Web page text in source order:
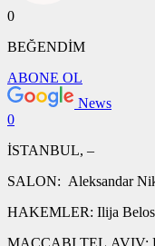
0
BEĞENDİM
ABONE OL
News
0
İSTANBUL, –
SALON: Aleksandar
HAKEMLER: Ilija
MACCABI TEL AVIV: